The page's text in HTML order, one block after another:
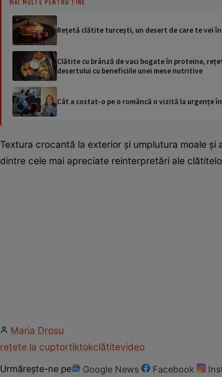
MAI MULTE PENTRU TINE
Rețetă clătite turcești, un desert de care te vei
Clătite cu brânză de vaci bogate în proteine,
desertului cu beneficiile unei mese nutritive
Cât a costat-o pe o româncă o vizită la urgențe
Textura crocantă la exterior și umplutura moale
dintre cele mai apreciate reinterpretări ale
Maria Drosu
rețete la cuptortiktokclătitevideo
Urmărește-ne pe Google News Facebook